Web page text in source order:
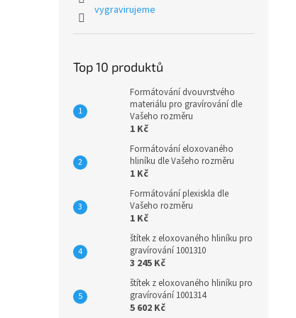
vygravirujeme
Top 10 produktů
Formátování dvouvrstvého
materiálu pro gravírování dle
Vašeho rozměru
1 Kč
Formátování eloxovaného
hliníku dle Vašeho rozměru
1 Kč
Formátování plexiskla dle
Vašeho rozměru
1 Kč
štítek z eloxovaného hliníku pro
gravírování 1001310
3 245 Kč
štítek z eloxovaného hliníku pro
gravírování 1001314
5 602 Kč